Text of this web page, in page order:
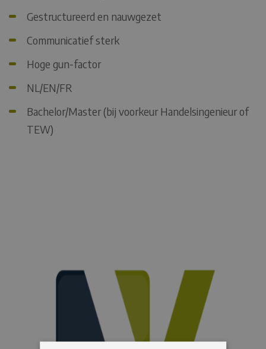
Gestructureerd en nauwgezet
Communicatief sterk
Hoge gun-factor
NL/EN/FR
Bachelor/Master (bij voorkeur Handelsingenieur of
TEW)